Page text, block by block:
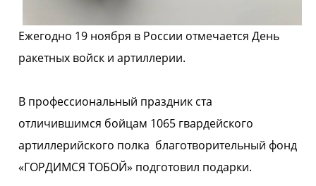
Ежегодно 19 ноября в России отмечается День
ракетных войск и артиллерии.
В профессиональный праздник ста
отличившимся бойцам 1065 гвардейского
артиллерийского полка благотворительный фонд
«ГОРДИМСЯ ТОБОЙ» подготовил подарки.